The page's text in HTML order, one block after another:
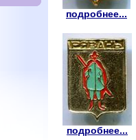
подробнее...
подробнее...